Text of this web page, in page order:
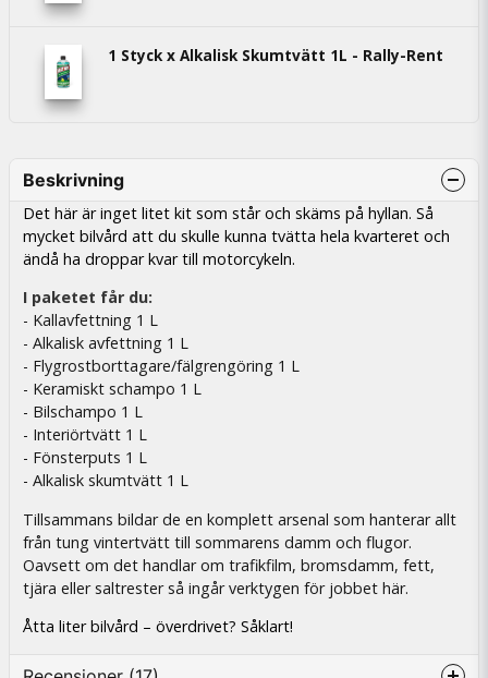
1 Styck x Alkalisk Skumtvätt 1L - Rally-Rent
Beskrivning
Det här är inget litet kit som står och skäms på hyllan. Så
mycket bilvård att du skulle kunna tvätta hela kvarteret och
ändå ha droppar kvar till motorcykeln.
I paketet får du:
- Kallavfettning 1 L
- Alkalisk avfettning 1 L
- Flygrostborttagare/fälgrengöring 1 L
- Keramiskt schampo 1 L
- Bilschampo 1 L
- Interiörtvätt 1 L
- Fönsterputs 1 L
- Alkalisk skumtvätt 1 L
Tillsammans bildar de en komplett arsenal som hanterar allt
från tung vintertvätt till sommarens damm och flugor.
Oavsett om det handlar om trafikfilm, bromsdamm, fett,
tjära eller saltrester så ingår verktygen för jobbet här.
Åtta liter bilvård – överdrivet? Såklart!